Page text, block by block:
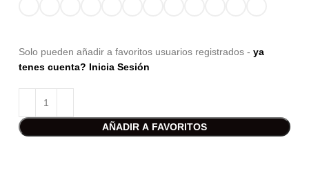
Solo pueden añadir a favoritos usuarios registrados - ya
tenes cuenta? Inicia Sesión
AÑADIR A FAVORITOS